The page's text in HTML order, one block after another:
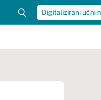
Digitalizirani učni